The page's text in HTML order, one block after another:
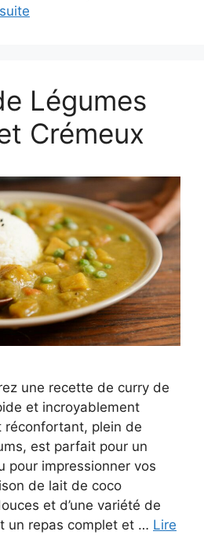
Légumes
Crémeux
une recette de curry de
et incroyablement
réconfortant, plein de
est parfait pour un
pour impressionner vos
de lait de coco
et d’une variété de
un repas complet et … Lire